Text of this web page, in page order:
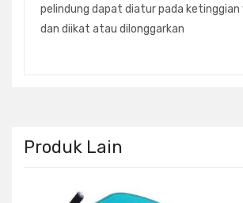
pelindung dapat diatur pada ketinggian
dan diikat atau dilonggarkan
Produk Lain